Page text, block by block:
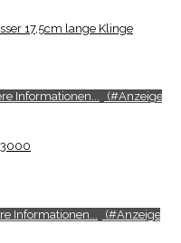
17,5cm lange Klinge
Informationen...
Informationen...